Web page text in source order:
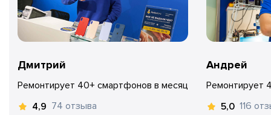
Дмитрий
Ремонтирует 40+ смартфонов в месяц
4,9 74 отзыва
Андрей
Ремонтирует
5,0 116